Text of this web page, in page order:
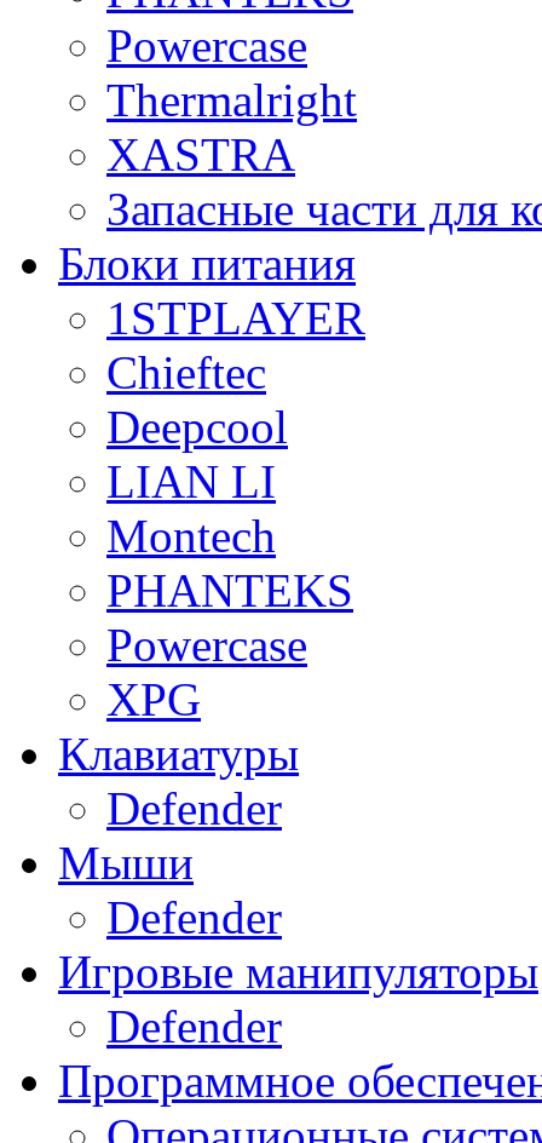
Powercase
Thermalright
XASTRA
Запасные части для
Блоки питания
1STPLAYER
Chieftec
Deepcool
LIAN LI
Montech
PHANTEKS
Powercase
XPG
Клавиатуры
Defender
Мыши
Defender
Игровые манипуляторы
Defender
Программное